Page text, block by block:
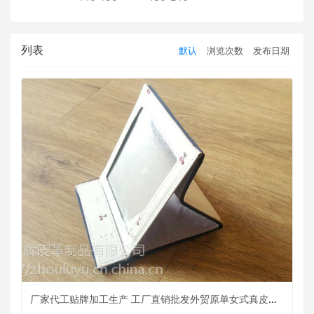
列表 默认 浏览次数 发布日期
厂家代工贴牌加工生产 工厂直销批发外贸原单女式真皮镜